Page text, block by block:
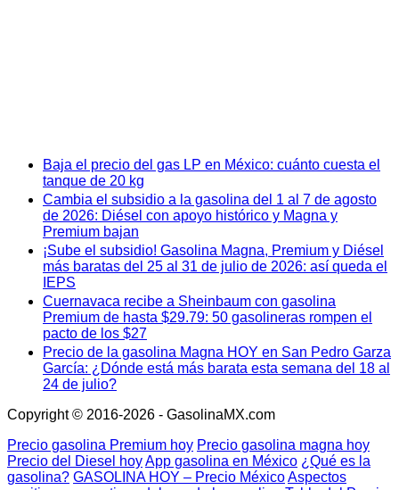
Baja el precio del gas LP en México: cuánto cuesta el
tanque de 20 kg
Cambia el subsidio a la gasolina del 1 al 7 de agosto
de 2026: Diésel con apoyo histórico y Magna y
Premium bajan
¡Sube el subsidio! Gasolina Magna, Premium y Diésel
más baratas del 25 al 31 de julio de 2026: así queda el
IEPS
Cuernavaca recibe a Sheinbaum con gasolina
Premium de hasta $29.79: 50 gasolineras rompen el
pacto de los $27
Precio de la gasolina Magna HOY en San Pedro Garza
García: ¿Dónde está más barata esta semana del 18 al
24 de julio?
Copyright © 2016-2026 - GasolinaMX.com
Precio gasolina Premium hoy Precio gasolina magna hoy
Precio del Diesel hoyApp gasolina en México ¿Qué es la
gasolina? GASOLINA HOY – Precio MéxicoAspectos